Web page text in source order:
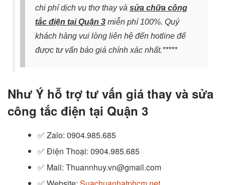
chi phí dịch vụ thợ thay và sửa chữa công
tắc điện tại Quận 3 miễn phí 100%. Quý
khách hàng vui lòng liên hệ đến hotline để
được tư vấn báo giá chính xác nhất.*****
Như Ý hỗ trợ tư vấn giá thay và sửa
công tắc điện tại Quận 3
✅ Zalo: 0904.985.685
✅ Điện Thoại: 0904.985.685
✅ Mail: Thuannhuy.vn@gmail.com